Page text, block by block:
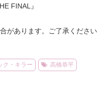
FINAL』
があります。ご了承ください
ク・キラー 高橋恭平